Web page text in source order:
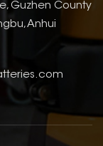
Guzhen County
Anhui